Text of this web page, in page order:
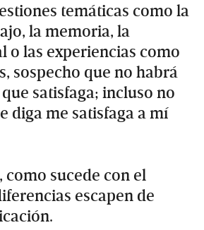
temáticas como la
la memoria, la
o las experiencias como
sospecho que no habrá
satisfaga; incluso no
diga me satisfaga a mí
como sucede con el
escapen de